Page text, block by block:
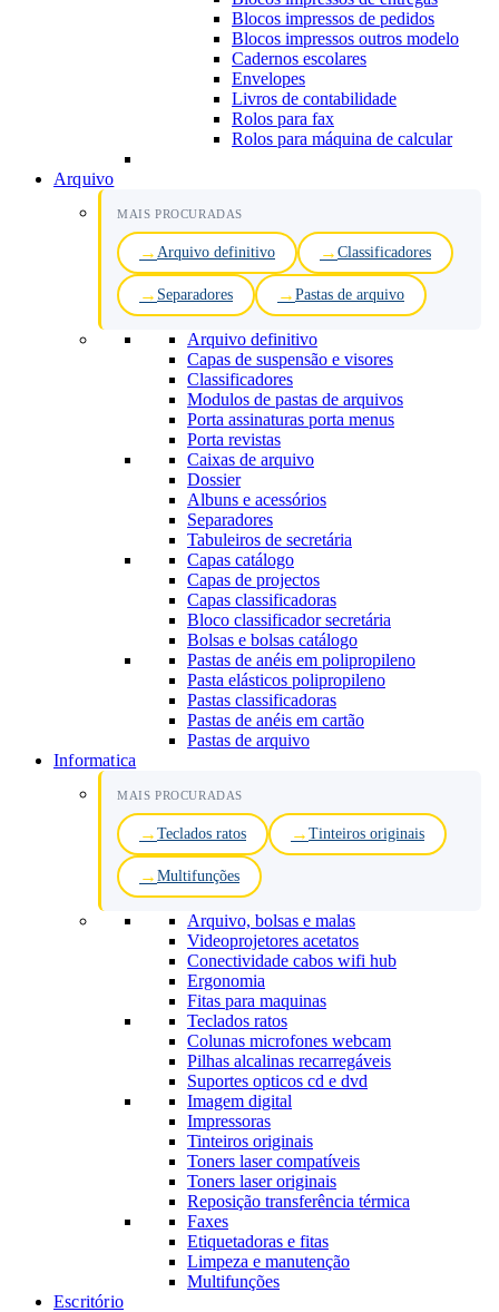
Blocos impressos de pedidos
Blocos impressos outros modelo
Cadernos escolares
Envelopes
Livros de contabilidade
Rolos para fax
Rolos para máquina de calcular
Arquivo
MAIS PROCURADAS
Arquivo definitivo Classificadores
Separadores Pastas de arquivo
Arquivo definitivo
Capas de suspensão e visores
Classificadores
Modulos de pastas de arquivos
Porta assinaturas porta menus
Porta revistas
Caixas de arquivo
Dossier
Albuns e acessórios
Separadores
Tabuleiros de secretária
Capas catálogo
Capas de projectos
Capas classificadoras
Bloco classificador secretária
Bolsas e bolsas catálogo
Pastas de anéis em polipropileno
Pasta elásticos polipropileno
Pastas classificadoras
Pastas de anéis em cartão
Pastas de arquivo
Informatica
MAIS PROCURADAS
Teclados ratos Tinteiros originais
Multifunções
Arquivo, bolsas e malas
Videoprojetores acetatos
Conectividade cabos wifi hub
Ergonomia
Fitas para maquinas
Teclados ratos
Colunas microfones webcam
Pilhas alcalinas recarregáveis
Suportes opticos cd e dvd
Imagem digital
Impressoras
Tinteiros originais
Toners laser compatíveis
Toners laser originais
Reposição transferência térmica
Faxes
Etiquetadoras e fitas
Limpeza e manutenção
Multifunções
Escritório